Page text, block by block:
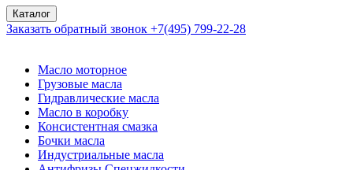
Каталог
Заказать обратный звонок +7(495) 799-22-28
Масло моторное
Грузовые масла
Гидравлические масла
Масло в коробку
Консистентная смазка
Бочки масла
Индустриальные масла